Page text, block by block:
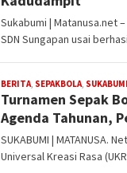
Sukabumi | Matanusa.net
SDN Sungapan usai
BERITA, SEPAKBOLA,
Turnamen Sepak
Agenda Tahunan,
SUKABUMI | MATANUSA.
Universal Kreasi Rasa